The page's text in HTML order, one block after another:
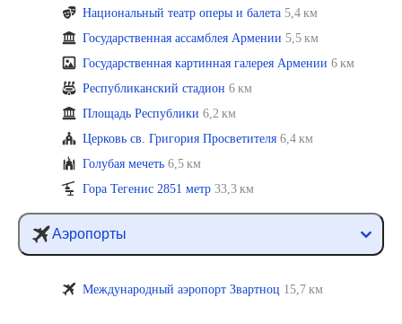
Национальный театр оперы и балета 5,4 км
Государственная ассамблея Армении 5,5 км
Государственная картинная галерея Армении 6 км
Республиканский стадион 6 км
Площадь Республики 6,2 км
Церковь св. Григория Просветителя 6,4 км
Голубая мечеть 6,5 км
Гора Тегенис 2851 метр 33,3 км
Аэропорты
Международный аэропорт Звартноц 15,7 км